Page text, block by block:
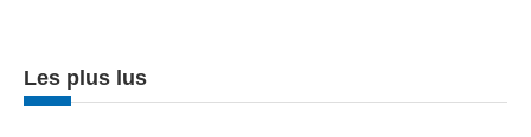
Les plus lus